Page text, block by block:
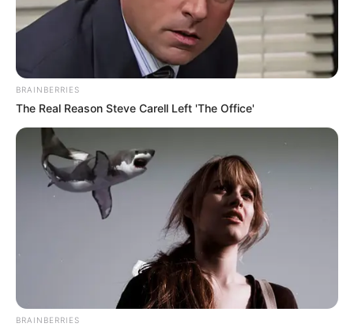
BRAINBERRIES
The Real Reason Steve Carell Left 'The Office'
BRAINBERRIES